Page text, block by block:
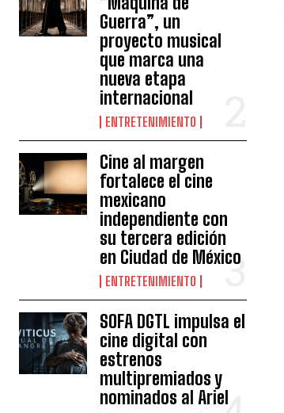
Guerra”, un
proyecto musical
que marca una
nueva etapa
internacional
ENTRETENIMIENTO
Cine al margen
fortalece el cine
mexicano
independiente con
su tercera edición
en Ciudad de México
ENTRETENIMIENTO
SOFA DGTL impulsa el
cine digital con
estrenos
multipremiados y
nominados al Ariel